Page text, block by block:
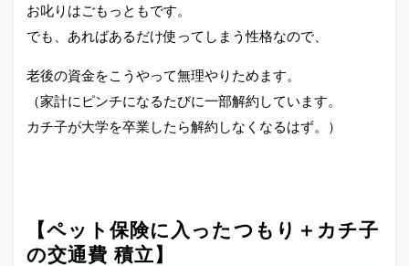
お叱りはごもっともです。
でも、あればあるだけ使ってしまう性格なので、
老後の資金をこうやって無理やりためます。
（家計にピンチになるたびに一部解約しています。
カチ子が大学を卒業したら解約しなくなるはず。）
【ペット保険に入ったつもり＋カチ子
の交通費 積立 】